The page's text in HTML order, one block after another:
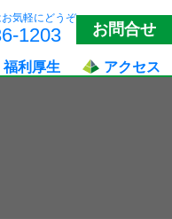
気軽にどうぞ
1203 お問合せ
福利厚生 アクセス